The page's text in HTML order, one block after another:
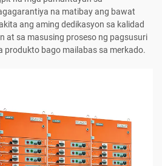
na matibay ang bawat
ang aming dedikasyon sa kalidad
at sa masusing proseso ng pagsusuri
produkto bago mailabas sa merkado.